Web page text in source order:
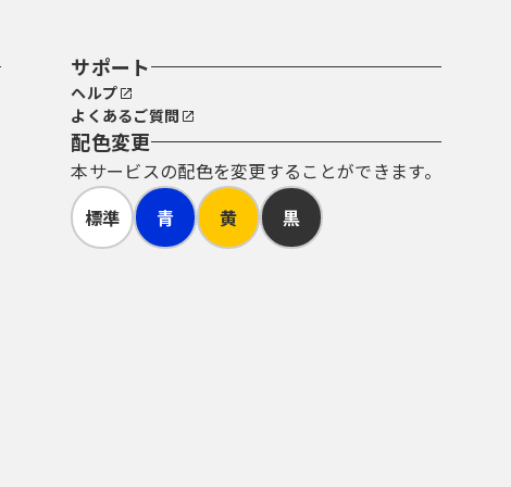
サポート
ヘルプ
よくあるご質問
配色変更
本サービスの配色を変更することができます。
標準
青 黄 黒